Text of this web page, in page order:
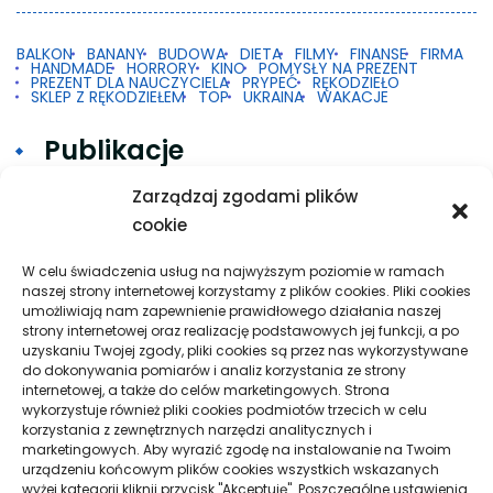
Zarządzaj zgodami plików
cookie
W celu świadczenia usług na najwyższym poziomie w ramach
naszej strony internetowej korzystamy z plików cookies. Pliki cookies
umożliwiają nam zapewnienie prawidłowego działania naszej
strony internetowej oraz realizację podstawowych jej funkcji, a po
uzyskaniu Twojej zgody, pliki cookies są przez nas wykorzystywane
do dokonywania pomiarów i analiz korzystania ze strony
internetowej, a także do celów marketingowych. Strona
wykorzystuje również pliki cookies podmiotów trzecich w celu
korzystania z zewnętrznych narzędzi analitycznych i
marketingowych. Aby wyrazić zgodę na instalowanie na Twoim
urządzeniu końcowym plików cookies wszystkich wskazanych
wyżej kategorii kliknij przycisk "Akceptuję". Poszczególne ustawienia
BALKON BANANY BUDOWA DIETA FILMY FINANSE FIRMA
HANDMADE HORRORY KINO POMYSŁY NA PREZENT
PREZENT DLA NAUCZYCIELA PRYPEĆ RĘKODZIEŁO
SKLEP Z RĘKODZIEŁEM TOP UKRAINA WAKACJE
Publikacje
Gdy 2FA w Google na Androidzie nie działa
Taxi w praktyce: krótkie trasy, dalsze przejazdy
i spokojna organizacja podróży
Pielęgnacja podłogi po remoncie: jak wydłużyć
dobry efekt
Taxi Nowy Sącz–Znamirowice: plaża i przystań